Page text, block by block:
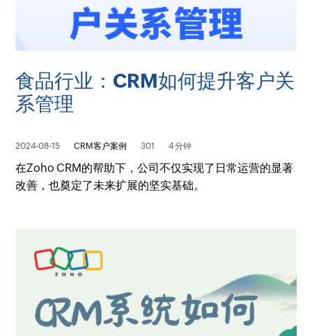
食品行业：CRM如何提升客户关
系管理
2024-08-15 CRM客户案例 301 4 分钟
在Zoho CRM的帮助下，公司不仅实现了日常运营的显著
改善，也奠定了未来扩展的坚实基础。